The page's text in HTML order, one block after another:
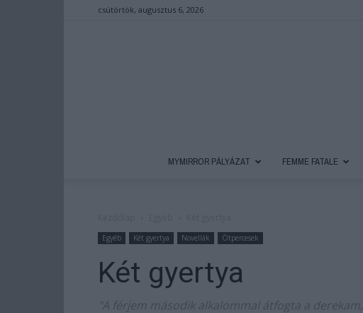
csütörtök, augusztus 6, 2026
MYMIRROR PÁLYÁZAT FEMME FATALE
Egyéb Két gyertya Novellák Ötpercesek
Két gyertya
"A férjem második alkalommal átfogta a